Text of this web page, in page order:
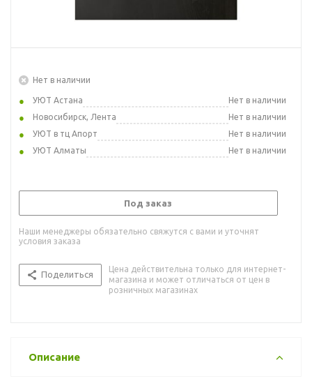
Нет в наличии
УЮТ Астана
Нет в наличии
Новосибирск, Лента
Нет в наличии
УЮТ в тц Апорт
Нет в наличии
УЮТ Алматы
Нет в наличии
Под заказ
Наши менеджеры обязательно свяжутся с вами и уточнят
условия заказа
Поделиться
Цена действительна только для интернет-
магазина и может отличаться от цен в
розничных магазинах
Описание